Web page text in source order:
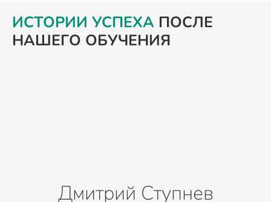
ИСТОРИИ УСПЕХА ПОСЛЕ
НАШЕГО ОБУЧЕНИЯ
Дмитрий Ступнев